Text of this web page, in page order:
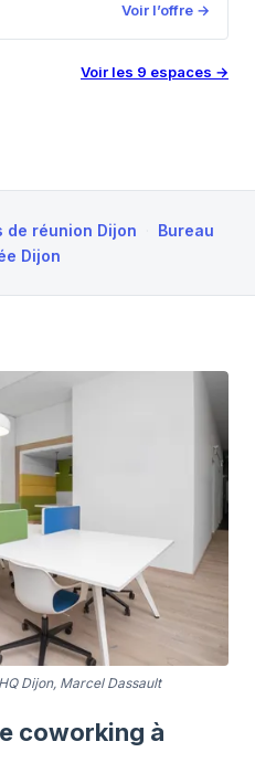
Voir l’offre →
Voir les 9 espaces →
de réunion Dijon
Bureau
Dijon
HQ Dijon, Marcel Dassault
coworking à